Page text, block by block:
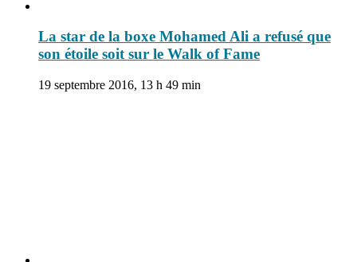
La star de la boxe Mohamed Ali a refusé que
son étoile soit sur le Walk of Fame
19 septembre 2016, 13 h 49 min